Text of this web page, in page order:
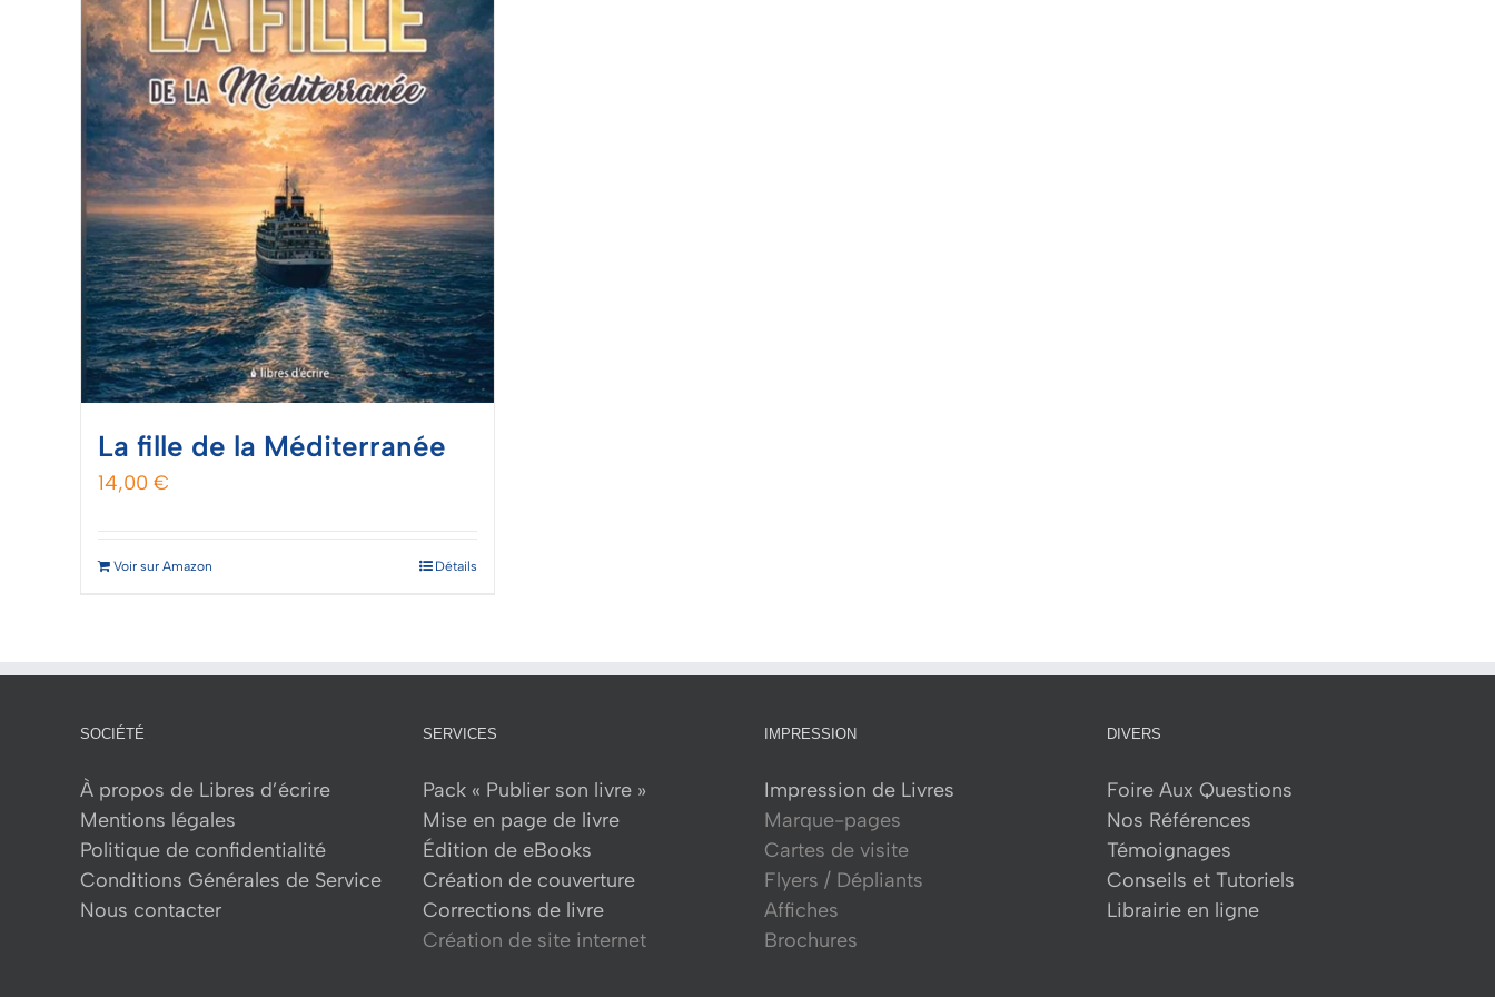
La fille de la Méditerranée
14,00 €
Voir sur Amazon Détails
SOCIÉTÉ
À propos de Libres d’écrire
Mentions légales
Politique de confidentialité
Conditions Générales de Service
Nous contacter
SERVICES
Pack « Publier son livre »
Mise en page de livre
Édition de eBooks
Création de couverture
Corrections de livre
Création de site internet
IMPRESSION
Impression de Livres
Marque-pages
Cartes de visite
Flyers / Dépliants
Affiches
Brochures
DIVERS
Foire Aux Questions
Nos Références
Témoignages
Conseils et Tutoriels
Librairie en ligne